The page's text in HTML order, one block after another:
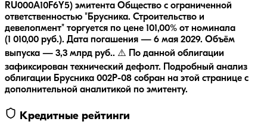
RU000A10F6Y5) эмитента Общество с ограниченной
ответственностью "Брусника. Строительство и
девелопмент" торгуется по цене 101,00% от номинала
(1 010,00 руб.). Дата погашения — 6 мая 2029. Объём
выпуска — 3,3 млрд руб.. ⚠️ По данной облигации
зафиксирован технический дефолт.
Подробный анализ
облигации Брусника 002Р-08 собран на этой странице с
дополнительной аналитикой по эмитенту.
Кредитные рейтинги